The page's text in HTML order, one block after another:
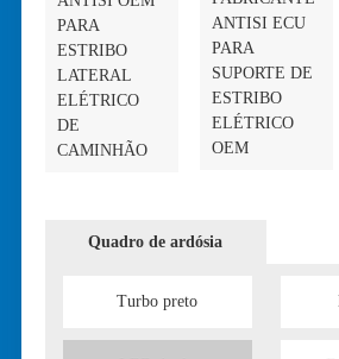
Quadro de ardósia
Turbo preto